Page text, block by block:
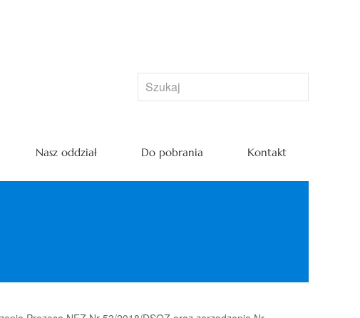
Nasz oddział Do pobrania Kontakt